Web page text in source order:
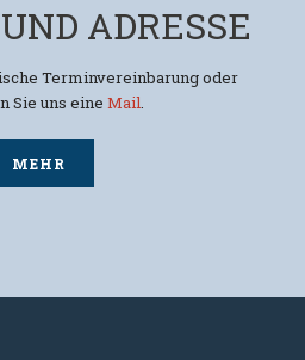
ADRESSE
Terminvereinbarung oder
Sie uns eine Mail.
MEHR